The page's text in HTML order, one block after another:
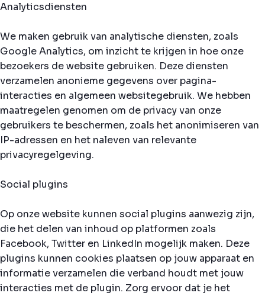
Analyticsdiensten
We maken gebruik van analytische diensten, zoals
Google Analytics, om inzicht te krijgen in hoe onze
bezoekers de website gebruiken. Deze diensten
verzamelen anonieme gegevens over pagina-
interacties en algemeen websitegebruik. We hebben
maatregelen genomen om de privacy van onze
gebruikers te beschermen, zoals het anonimiseren van
IP-adressen en het naleven van relevante
privacyregelgeving.
Social plugins
Op onze website kunnen social plugins aanwezig zijn,
die het delen van inhoud op platformen zoals
Facebook, Twitter en LinkedIn mogelijk maken. Deze
plugins kunnen cookies plaatsen op jouw apparaat en
informatie verzamelen die verband houdt met jouw
interacties met de plugin. Zorg ervoor dat je het